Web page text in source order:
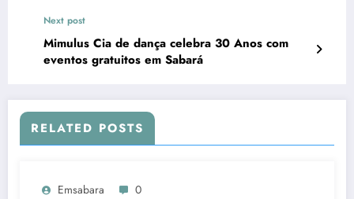
Next post
Mimulus Cia de dança celebra 30 Anos com
eventos gratuitos em Sabará
RELATED POSTS
Emsabara 0